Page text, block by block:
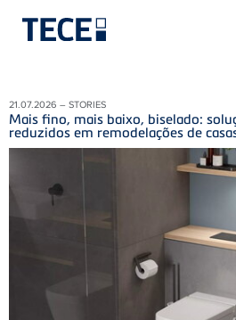
21.07.2026 – STORIES
Mais fino, mais baixo, biselado:
reduzidos em remodelações de